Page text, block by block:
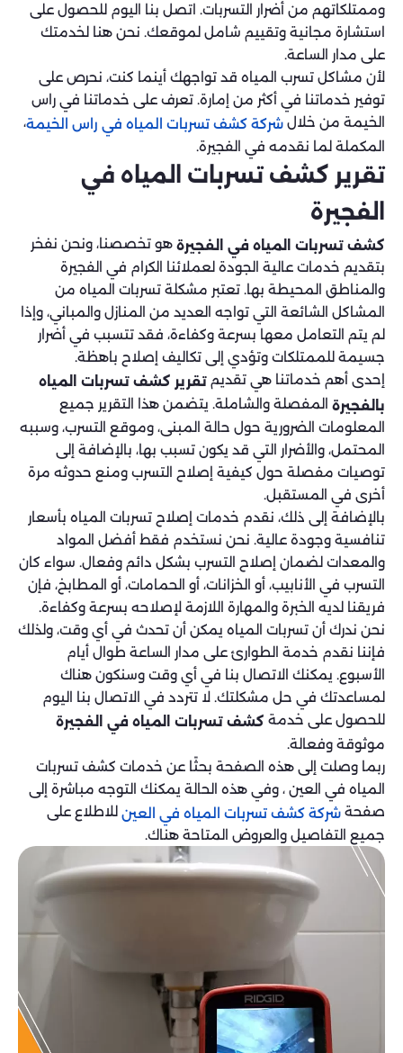
وممتلكاتهم من أضرار التسربات. اتصل بنا اليوم للحصول على
استشارة مجانية وتقييم شامل لموقعك. نحن هنا لخدمتك
على مدار الساعة.
لأن مشاكل تسرب المياه قد تواجهك أينما كنت، نحرص على
توفير خدماتنا في أكثر من إمارة. تعرف على خدماتنا في راس
الخيمة من خلال شركة كشف تسربات المياه في راس الخيمة،
المكملة لما نقدمه في الفجيرة.
تقرير كشف تسربات المياه في
الفجيرة
كشف تسربات المياه في الفجيرة هو تخصصنا، ونحن نفخر
بتقديم خدمات عالية الجودة لعملائنا الكرام في الفجيرة
والمناطق المحيطة بها. تعتبر مشكلة تسربات المياه من
المشاكل الشائعة التي تواجه العديد من المنازل والمباني، وإذا
لم يتم التعامل معها بسرعة وكفاءة، فقد تتسبب في أضرار
جسيمة للممتلكات وتؤدي إلى تكاليف إصلاح باهظة.
إحدى أهم خدماتنا هي تقديم تقرير كشف تسربات المياه
بالفجيرة المفصلة والشاملة. يتضمن هذا التقرير جميع
المعلومات الضرورية حول حالة المبنى، وموقع التسرب، وسببه
المحتمل، والأضرار التي قد يكون تسبب بها، بالإضافة إلى
توصيات مفصلة حول كيفية إصلاح التسرب ومنع حدوثه مرة
أخرى في المستقبل.
بالإضافة إلى ذلك، نقدم خدمات إصلاح تسربات المياه بأسعار
تنافسية وجودة عالية. نحن نستخدم فقط أفضل المواد
والمعدات لضمان إصلاح التسرب بشكل دائم وفعال. سواء كان
التسرب في الأنابيب، أو الخزانات، أو الحمامات، أو المطابخ، فإن
فريقنا لديه الخبرة والمهارة اللازمة لإصلاحه بسرعة وكفاءة.
نحن ندرك أن تسربات المياه يمكن أن تحدث في أي وقت، ولذلك
فإننا نقدم خدمة الطوارئ على مدار الساعة طوال أيام
الأسبوع. يمكنك الاتصال بنا في أي وقت وسنكون هناك
لمساعدتك في حل مشكلتك. لا تتردد في الاتصال بنا اليوم
للحصول على خدمة كشف تسربات المياه في الفجيرة
موثوقة وفعالة.
ربما وصلت إلى هذه الصفحة بحثًا عن خدمات كشف تسربات
المياه في العين ، وفي هذه الحالة يمكنك التوجه مباشرة إلى
صفحة شركة كشف تسربات المياه في العين للاطلاع على
جميع التفاصيل والعروض المتاحة هناك.